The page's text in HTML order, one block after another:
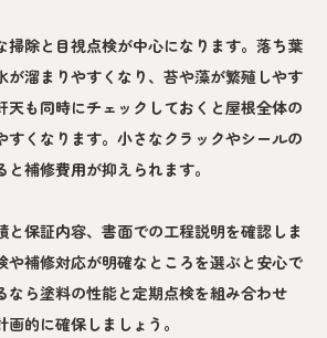
掃除と目視点検が中心になります。落ち葉
が溜まりやすくなり、苔や藻が繁殖しやす
天も同時にチェックしておくと屋根全体の
すくなります。小さなクラックやシールの
補修費用が抑えられます。
と保証内容、書面での工程説明を確認しま
や補修対応が明確なところを選ぶと安心で
なら塗料の性能と定期点検を組み合わせ
的に確保しましょう。